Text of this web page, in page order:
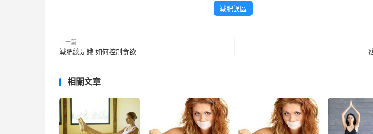
減肥誤區
上一篇
減肥總是餓 如何控制食欲
相關文章